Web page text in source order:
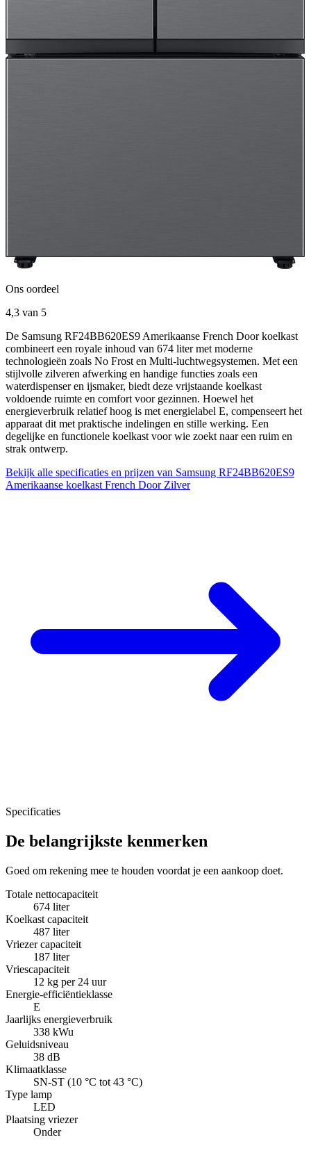
Ons oordeel
4,3 van 5
De Samsung RF24BB620ES9 Amerikaanse French Door koelkast
combineert een royale inhoud van 674 liter met moderne
technologieën zoals No Frost en Multi-luchtwegsystemen. Met een
stijlvolle zilveren afwerking en handige functies zoals een
waterdispenser en ijsmaker, biedt deze vrijstaande koelkast
voldoende ruimte en comfort voor gezinnen. Hoewel het
energieverbruik relatief hoog is met energielabel E, compenseert het
apparaat dit met praktische indelingen en stille werking. Een
degelijke en functionele koelkast voor wie zoekt naar een ruim en
strak ontwerp.
Bekijk alle specificaties en prijzen van Samsung RF24BB620ES9
Amerikaanse koelkast French Door Zilver
Specificaties
De belangrijkste kenmerken
Goed om rekening mee te houden voordat je een aankoop doet.
Totale nettocapaciteit
674 liter
Koelkast capaciteit
487 liter
Vriezer capaciteit
187 liter
Vriescapaciteit
12 kg per 24 uur
Energie-efficiëntieklasse
E
Jaarlijks energieverbruik
338 kWu
Geluidsniveau
38 dB
Klimaatklasse
SN-ST (10 °C tot 43 °C)
Type lamp
LED
Plaatsing vriezer
Onder